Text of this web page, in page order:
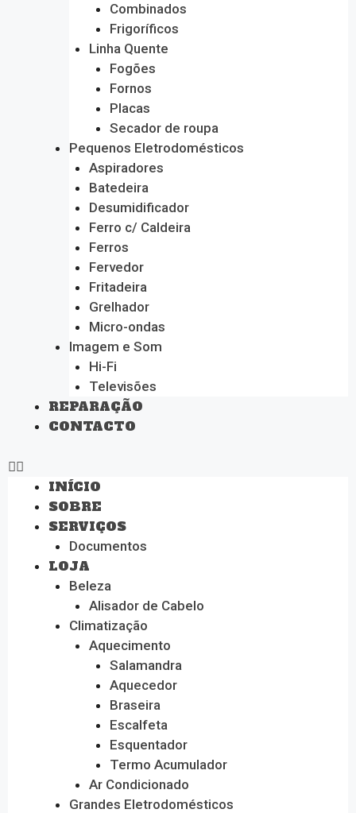
Combinados
Frigoríficos
Linha Quente
Fogões
Fornos
Placas
Secador de roupa
Pequenos Eletrodomésticos
Aspiradores
Batedeira
Desumidificador
Ferro c/ Caldeira
Ferros
Fervedor
Fritadeira
Grelhador
Micro-ondas
Imagem e Som
Hi-Fi
Televisões
REPARAÇÃO
CONTACTO
INÍCIO
SOBRE
SERVIÇOS
Documentos
LOJA
Beleza
Alisador de Cabelo
Climatização
Aquecimento
Salamandra
Aquecedor
Braseira
Escalfeta
Esquentador
Termo Acumulador
Ar Condicionado
Grandes Eletrodomésticos